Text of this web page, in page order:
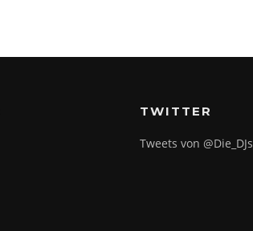
TWITTER
Tweets von @Die_DJs